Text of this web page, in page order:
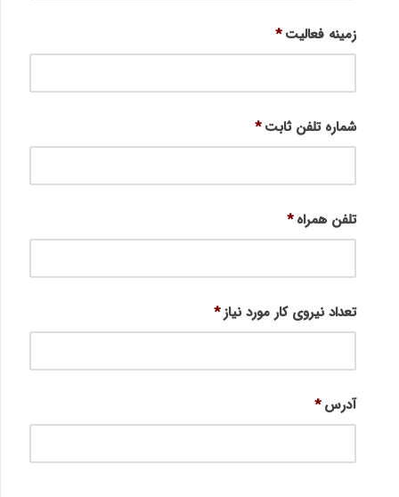
زمینه فعالیت *
شماره تلفن ثابت *
تلفن همراه *
تعداد نیروی کار مورد نیاز *
آدرس *